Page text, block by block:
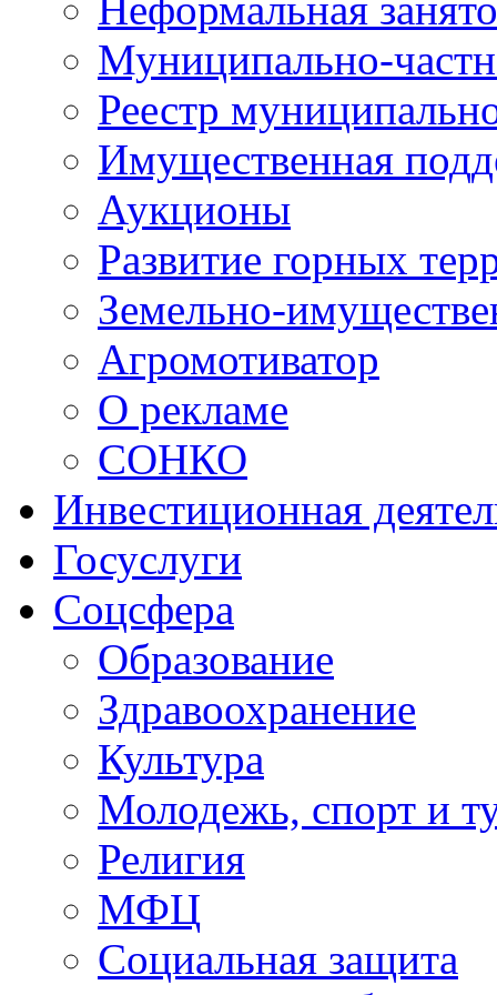
Муниципально-
Реестр
Имущественная
Аукционы
Развитие горных
Земельно-
Агромотиватор
О рекламе
СОНКО
Инвестиционная
Госуслуги
Соцсфера
Образование
Здравоохранение
Культура
Молодежь, спорт и
Религия
МФЦ
Социальная защита